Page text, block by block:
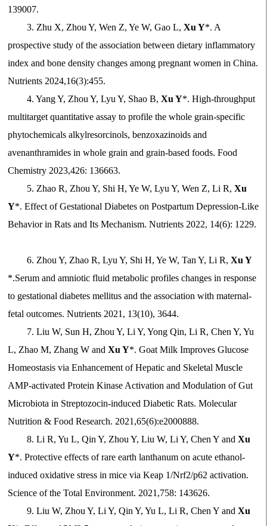
139007.
3. Zhu X, Zhou Y, Wen Z, Ye W, Gao L,Xu Y*. A
prospective study of the association between dietary inflammatory
index and bone density changes among pregnant women in China.
Nutrients 2024,16(3):455.
4. Yang Y, Zhou Y, Lyu Y, Shao B,Xu Y*. High-throughput
multitarget quantitative assay to profile the whole grain-specific
phytochemicals alkylresorcinols, benzoxazinoids and
avenanthramides in whole grain and grain-based foods. Food
Chemistry 2023,426: 136663.
5. Zhao R, Zhou Y, Shi H, Ye W, Lyu Y, Wen Z, Li R,Xu
Y*. Effect of Gestational Diabetes on Postpartum Depression-Like
Behavior in Rats and Its Mechanism. Nutrients 2022, 14(6): 1229.
6. Zhou Y, Zhao R, Lyu Y, Shi H, Ye W, Tan Y, Li R,Xu Y
*.Serum and amniotic fluid metabolic profiles changes in response
to gestational diabetes mellitus and the association with maternal-
fetal outcomes. Nutrients 2021, 13(10), 3644.
7. Liu W, Sun H, Zhou Y, Li Y, Yong Qin, Li R, Chen Y, Yu
L, Zhao M, Zhang W andXu Y*. Goat Milk Improves Glucose
Homeostasis via Enhancement of Hepatic and Skeletal Muscle
AMP-activated Protein Kinase Activation and Modulation of Gut
Microbiota in Streptozocin-induced Diabetic Rats. Molecular
Nutrition & Food Research. 2021,65(6):e2000888.
8. Li R, Yu L, Qin Y, Zhou Y, Liu W, Li Y, Chen Y andXu
Y*. Protective effects of rare earth lanthanum on acute ethanol-
induced oxidative stress in mice via Keap 1/Nrf2/p62 activation.
Science of the Total Environment. 2021,758: 143626.
9. Liu W, Zhou Y, Li Y, Qin Y, Yu L, Li R, Chen Y andXu